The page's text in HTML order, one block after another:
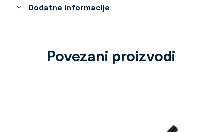
Dodatne informacije
Povezani proizvodi